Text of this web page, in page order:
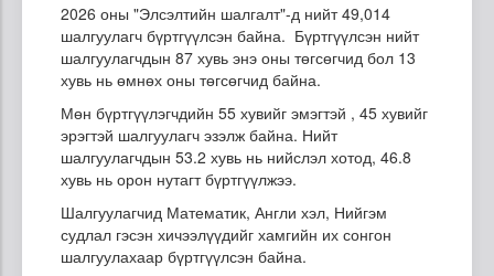
2026 оны "Элсэлтийн шалгалт"-д нийт 49,014
шалгуулагч бүртгүүлсэн байна. Бүртгүүлсэн нийт
шалгуулагчдын 87 хувь энэ оны төгсөгчид бол 13
хувь нь өмнөх оны төгсөгчид байна.
Мөн бүртгүүлэгчдийн 55 хувийг эмэгтэй , 45 хувийг
эрэгтэй шалгуулагч эзэлж байна. Нийт
шалгуулагчдын 53.2 хувь нь нийслэл хотод, 46.8
хувь нь орон нутагт бүртгүүлжээ.
Шалгуулагчид Математик, Англи хэл, Нийгэм
судлал гэсэн хичээлүүдийг хамгийн их сонгон
шалгуулахаар бүртгүүлсэн байна.